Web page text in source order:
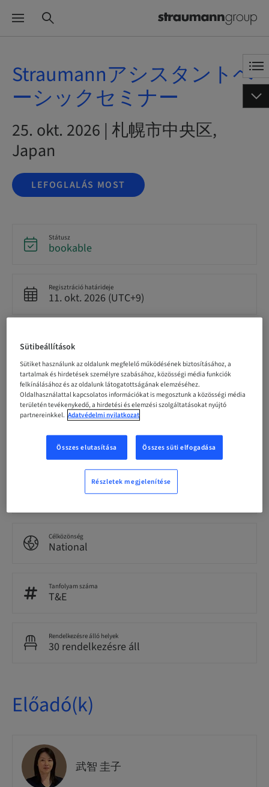
Straumannアシスタントベ
ーシックセミナー
25. okt. 2026 | 札幌市中央区,
Japan
LEFOGLALÁS MOST
Státusz
bookable
Regisztráció határideje
11. okt. 2026 (UTC+9)
JPY 5000.00
Nyelv
Japanese
Pontok
0.00 Pontok
Kézbesítési mód
Theoretical
Célközönség
National
Tanfolyam száma
T&E
Rendelkezésre álló helyek
30 rendelkezésre áll
Előadó(k)
武智 圭子
Sütibeállítások
Sütiket használunk az oldalunk megfelelő működésének biztosításához, a
tartalmak és hirdetések személyre szabásához, közösségi média funkciók
felkínálásához és az oldalunk látogatottságának elemzéséhez.
Oldalhasználattal kapcsolatos információkat is megosztunk a közösségi média
területén tevékenykedő, a hirdetési és elemzési szolgáltatásokat nyújtó
partnereinkkel. Adatvédelmi nyilatkozat
Összes elutasítása Összes süti elfogadása
Részletek megjelenítése